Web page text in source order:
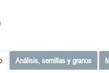
Análisis, semillas y granos